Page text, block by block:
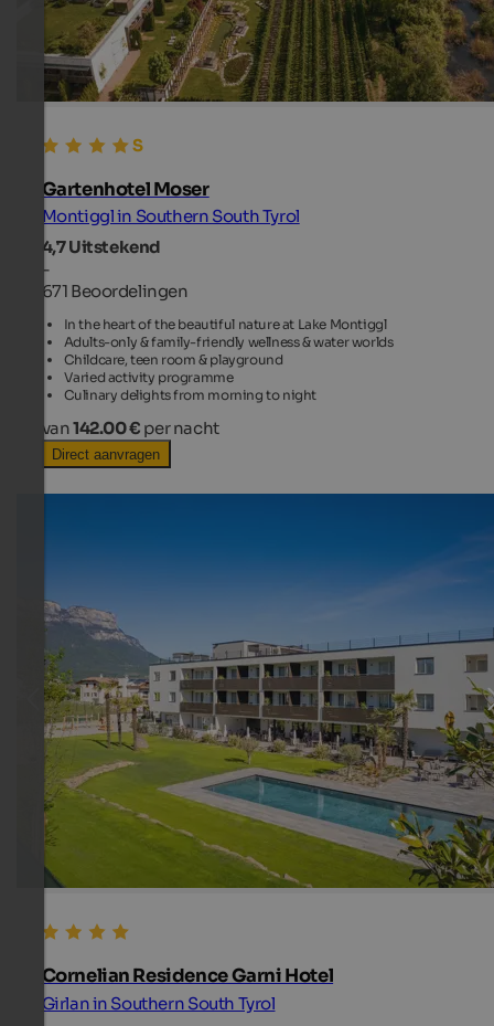
Gartenhotel Moser
Montiggl in Southern South Tyrol
4,7Uitstekend
-
671 Beoordelingen
In the heart of the beautiful nature at Lake Montiggl
Adults-only & family-friendly wellness & water worlds
Childcare, teen room & playground
Varied activity programme
Culinary delights from morning to night
van142.00 € per nacht
Direct aanvragen
Cornelian Residence Garni Hotel
Girlan in Southern South Tyrol